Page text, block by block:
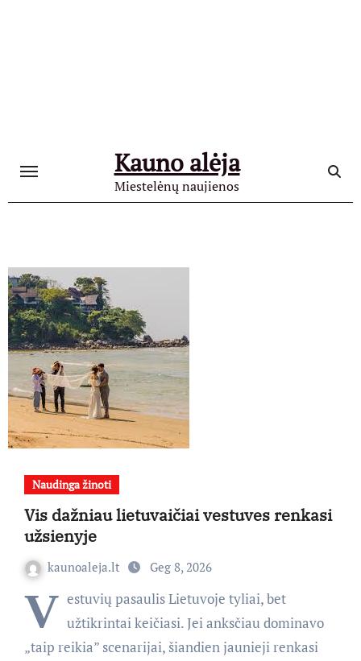
Kauno alėja
Miestelėnų naujienos
Naudinga žinoti
Vis dažniau lietuvaičiai vestuves renkasi
užsienyje
kaunoaleja.lt Geg 8, 2026
V estuvių pasaulis Lietuvoje tyliai, bet
užtikrintai keičiasi. Jei anksčiau dominavo
„taip reikia” scenarijai, šiandien jaunieji renkasi